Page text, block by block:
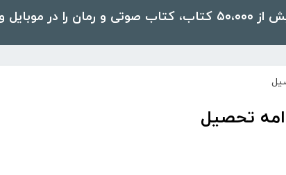
داشته باشید!
تحصیل